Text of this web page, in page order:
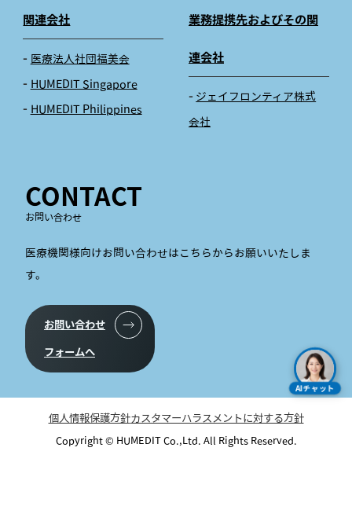
関連会社
医療法人社団福美会
HUMEDIT Singapore
HUMEDIT Philippines
業務提携先およびその関
連会社
ジェイフロンティア株式
会社
CONTACT
お問い合わせ
医療機関様向けお問い合わせはこちらからお願いいたしま
す。
お問い合わせ
フォームへ
個人情報保護方針カスタマーハラスメントに対する方針
Copyright © HUMEDIT Co.,Ltd. All Rights Reserved.
AIチャット